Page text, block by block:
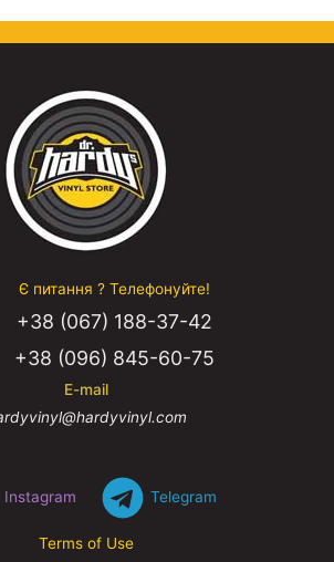
Є питання ? Телефонуйте!
+38 (067) 188-37-42
+38 (096) 845-60-75
E-mail
Instagram Telegram
Terms of Use